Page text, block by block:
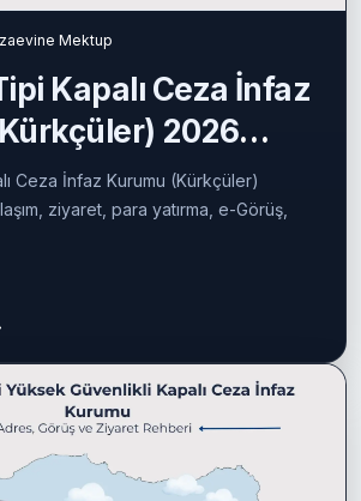
Mektup
Kapalı Ceza İnfaz
2026
Ceza İnfaz Kurumu (Kürkçüler)
ziyaret, para yatırma, e-Görüş,